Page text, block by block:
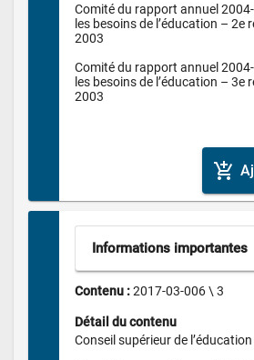
Comité du rapport annuel
les besoins de l’éducation – 2e
2003
Comité du rapport annuel
les besoins de l’éducation – 3e
2003
add_shopping_cart
Informations importantes
Contenu : 2017-03-006 \ 3
Détail du contenu
Conseil supérieur de l’éducation